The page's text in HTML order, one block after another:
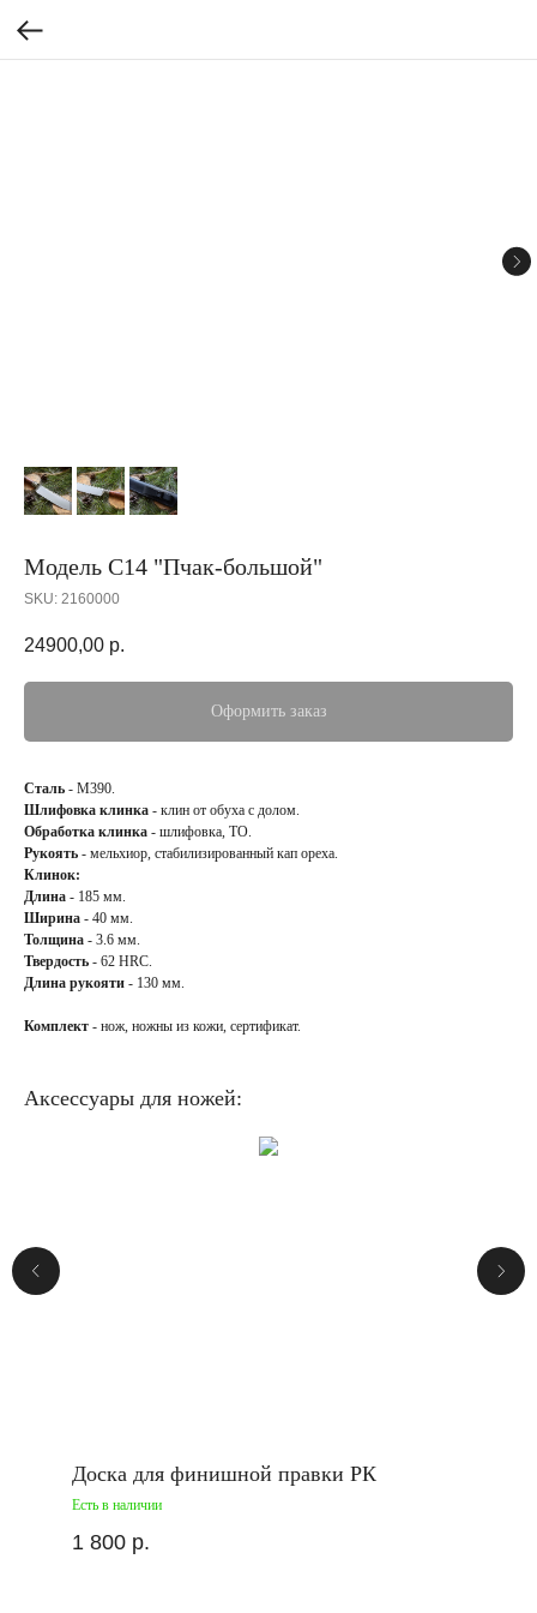
Модель С14 "Пчак-большой"
SKU: 2160000
24900,00 р.
Оформить заказ
Сталь - М390.
Шлифовка клинка - клин от обуха с долом.
Обработка клинка - шлифовка, ТО.
Рукоять - мельхиор, стабилизированный кап ореха.
Клинок:
Длина - 185 мм.
Ширина - 40 мм.
Толщина - 3.6 мм.
Твердость - 62 HRC.
Длина рукояти - 130 мм.
Комплект - нож, ножны из кожи, сертификат.
Аксессуары для ножей:
Доска для финишной правки РК
Есть в наличии
1 800 р.